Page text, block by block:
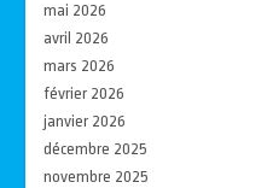
mai 2026
avril 2026
mars 2026
février 2026
janvier 2026
décembre 2025
novembre 2025